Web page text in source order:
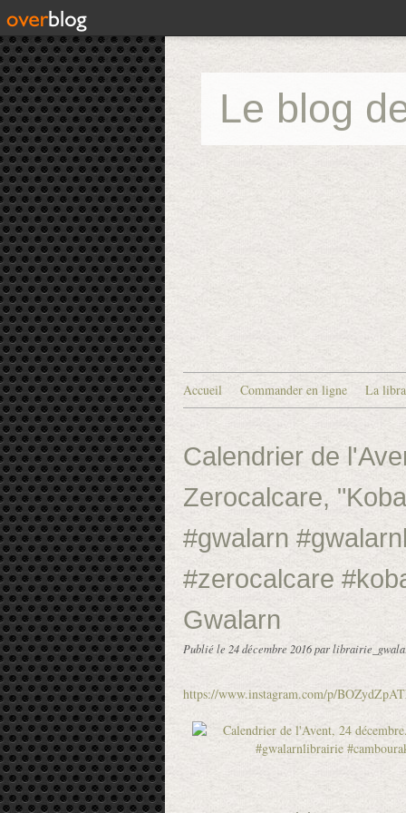
Le blog
Accueil Commander en ligne La
Calendrier de
Zerocalcare,
#gwalarn
#zerocalcare
Gwalarn
Publié le 24 décembre 2016par
https://www.instagram.com/p/